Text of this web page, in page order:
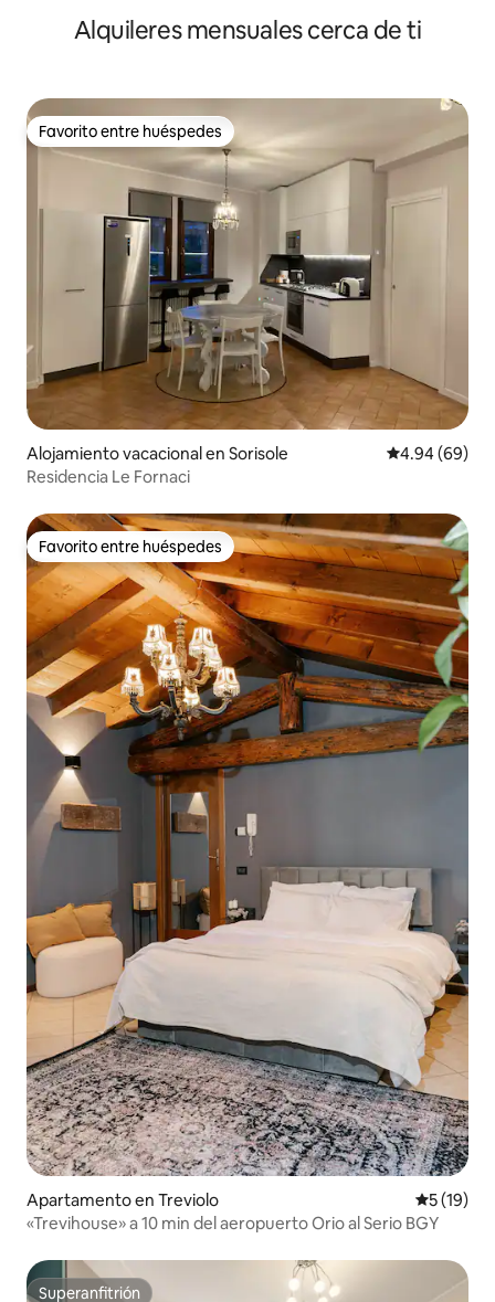
Alquileres mensuales cerca de ti
Favorito entre huéspedes
Favorito entre huéspedes
Alojamiento vacacional en Sorisole Calificación
4.94 (69)
Residencia Le Fornaci
Favorito entre huéspedes
Favorito entre huéspedes
Apartamento en Treviolo
5 (19)
«Trevihouse» a 10 min del aeropuerto Orio al Serio BGY
Superanfitrión